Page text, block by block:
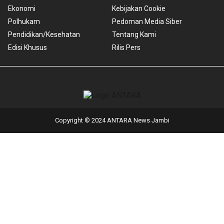
Ekonomi
Polhukam
Pendidikan/Kesehatan
Edisi Khusus
Kebijakan Cookie
Pedoman Media Siber
Tentang Kami
Rilis Pers
Copyright © 2024 ANTARA News Jambi